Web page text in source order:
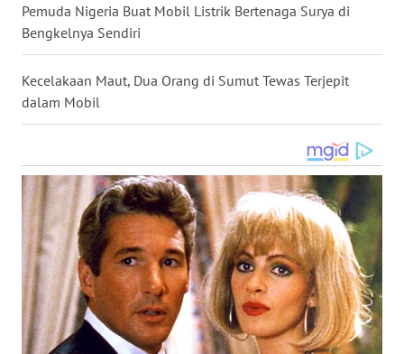
Pemuda Nigeria Buat Mobil Listrik Bertenaga Surya di
Bengkelnya Sendiri
Kecelakaan Maut, Dua Orang di Sumut Tewas Terjepit
dalam Mobil
LAMPUNG
WN
JATENG
WN
WN
JOGJA
WN
JATIM
WN
BALI